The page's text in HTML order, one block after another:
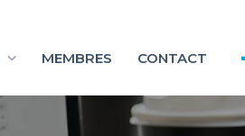
MEMBRES CONTACT